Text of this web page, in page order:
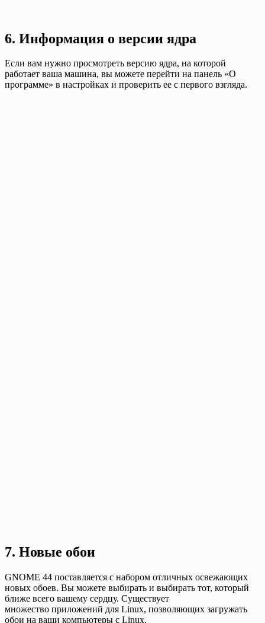
6. Информация о версии ядра
Если вам нужно просмотреть версию ядра, на которой
работает ваша машина, вы можете перейти на панель «О
программе» в настройках и проверить ее с первого взгляда.
7. Новые обои
GNOME 44 поставляется с набором отличных освежающих
новых обоев. Вы можете выбирать и выбирать тот, который
ближе всего вашему сердцу. Существует
множество приложений для Linux, позволяющих загружать
обои на ваши компьютеры с Linux.